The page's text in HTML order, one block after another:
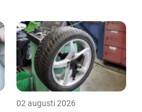
kan göra
E...
02 augusti 2026